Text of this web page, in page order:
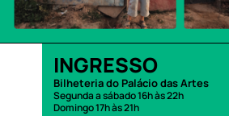
INGRESSO
Bilheteria do Palácio das Artes
Segunda a sábado 16h às 22h
Domingo 17h às 21h